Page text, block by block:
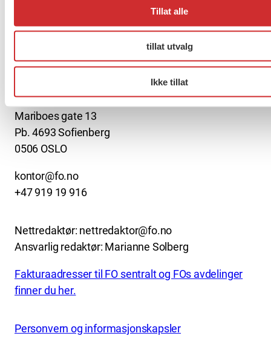
Tillat alle
tillat utvalg
Ikke tillat
About us (English)
FO (Fellesorganisasjonen)
Mariboes gate 13
Pb. 4693 Sofienberg
0506 OSLO
kontor@fo.no
+47 919 19 916
Nettredaktør: nettredaktor@fo.no
Ansvarlig redaktør: Marianne Solberg
Fakturaadresser til FO sentralt og FOs avdelinger
finner du her.
Personvern og informasjonskapsler